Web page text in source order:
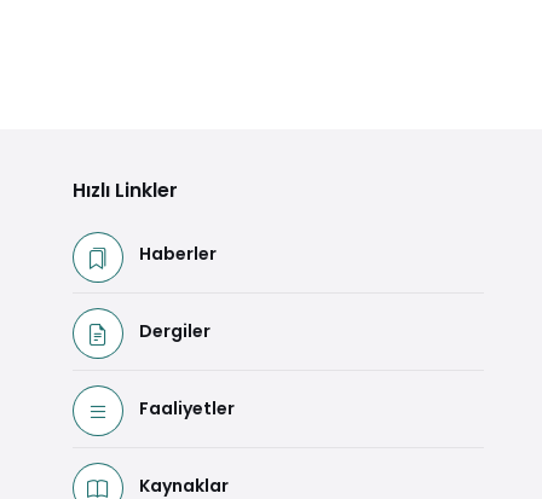
Hızlı Linkler
Haberler
Dergiler
Faaliyetler
Kaynaklar